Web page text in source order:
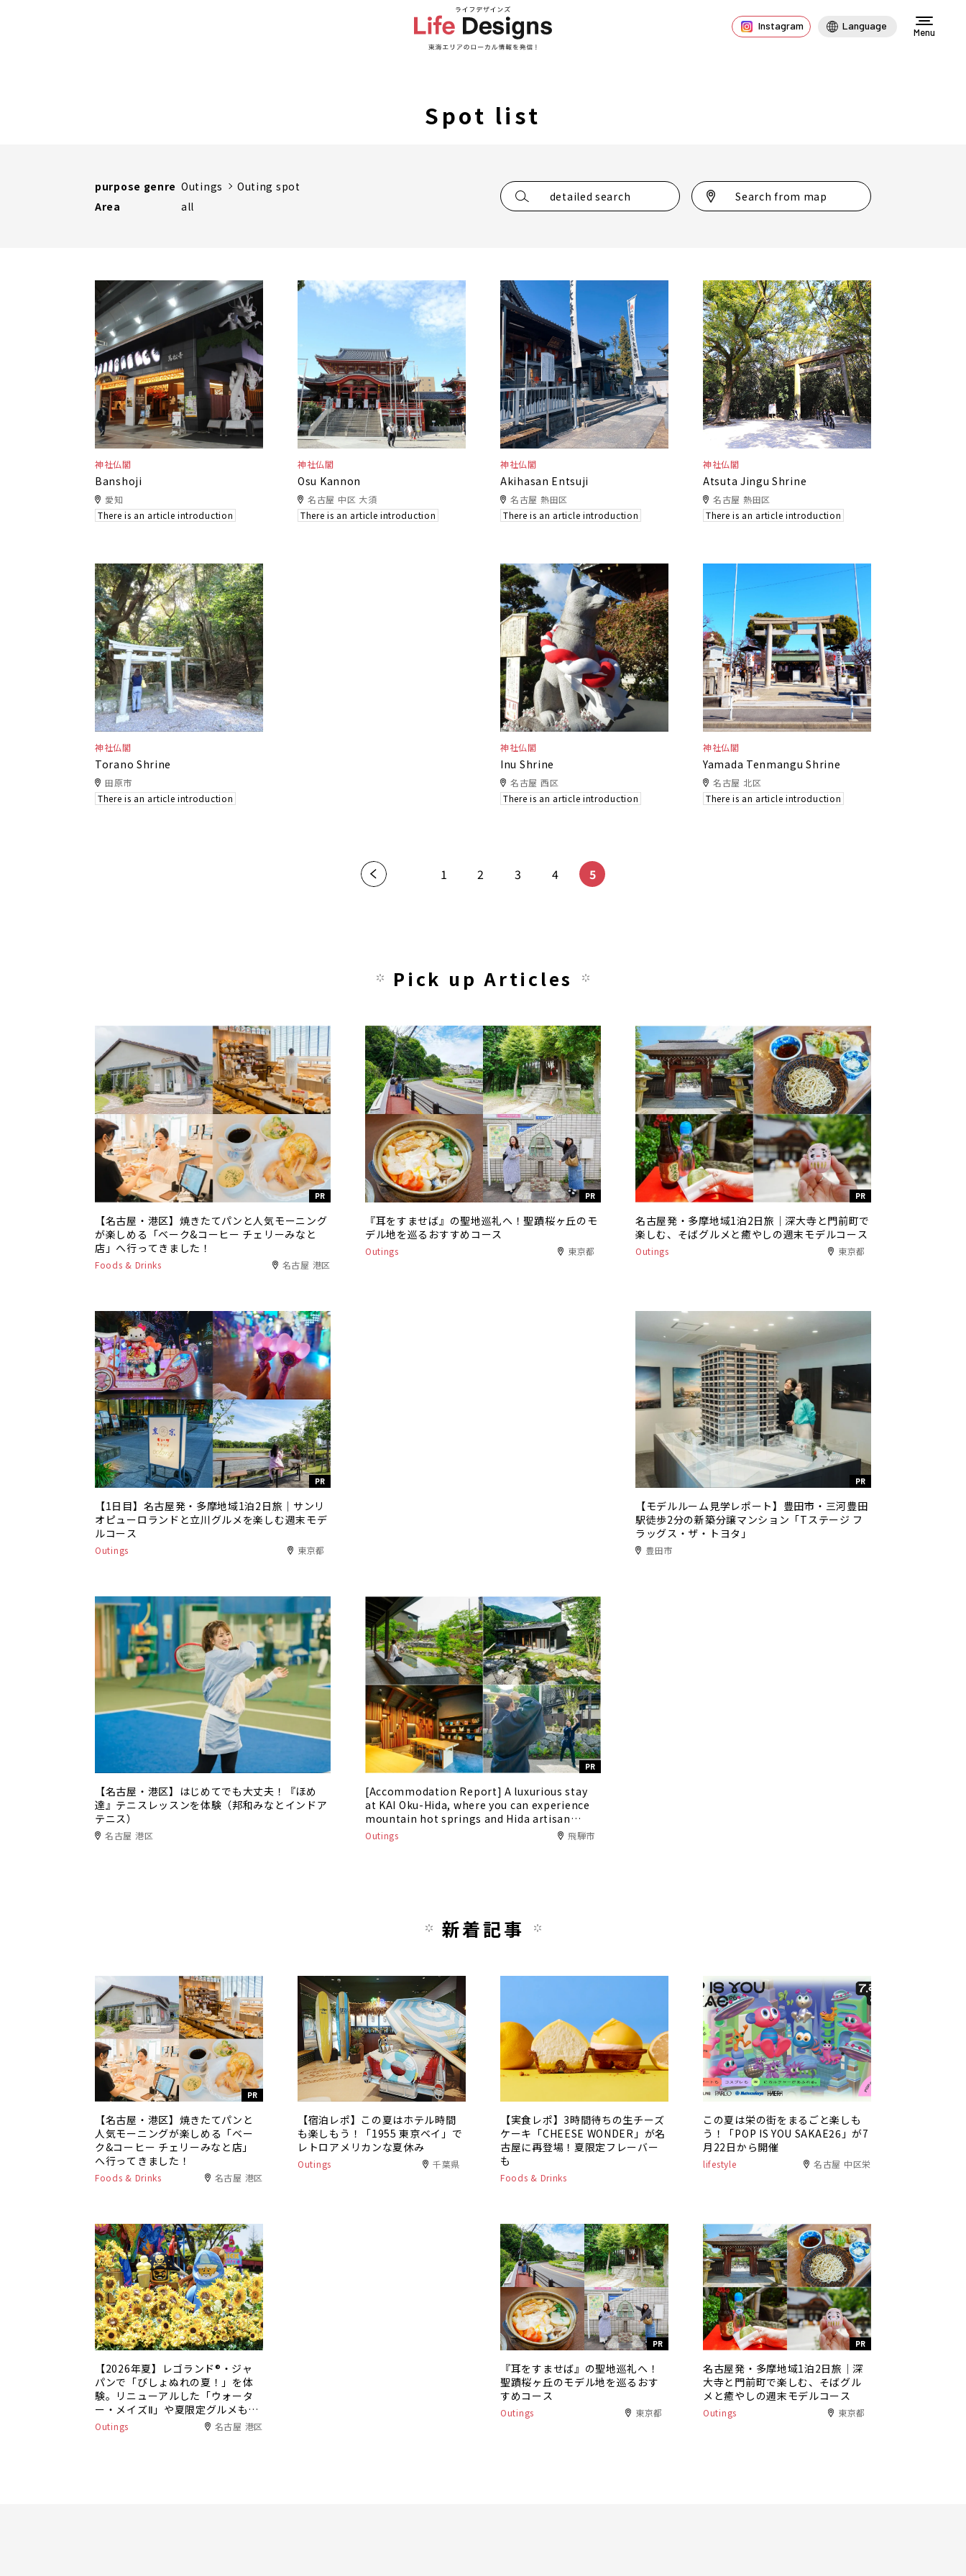
Instagram Language
Menu
Spot list
purpose genre Outings
Outing spot
Area
all
detailed search Search from map
神社仏閣
Banshoji
愛知
There is an article introduction
神社仏閣
Osu Kannon
名古屋 中区 大須
There is an article introduction
神社仏閣
Akihasan Entsuji
名古屋 熱田区
There is an article introduction
神社仏閣
Atsuta Jingu Shrine
名古屋 熱田区
There is an article introduction
神社仏閣
Torano Shrine
田原市
There is an article introduction
神社仏閣
Inu Shrine
名古屋 西区
There is an article introduction
神社仏閣
Yamada Tenmangu Shrine
名古屋 北区
There is an article introduction
« 1 2 3 4 5
Pick up Articles
PR
【名古屋・港区】焼きたてパンと人気モーニング
が楽しめる「ベーク&コーヒー チェリーみなと
店」へ行ってきました！
Foods & Drinks 名古屋 港区
PR
『耳をすませば』の聖地巡礼へ！聖蹟桜ヶ丘のモ
デル地を巡るおすすめコース
Outings 東京都
PR
名古屋発・多摩地域1泊2日旅｜深大寺と門前町で
楽しむ、そばグルメと癒やしの週末モデルコース
Outings 東京都
PR
【1日目】名古屋発・多摩地域1泊2日旅｜サンリ
オピューロランドと立川グルメを楽しむ週末モデ
ルコース
Outings 東京都
PR
【モデルルーム見学レポート】豊田市・三河豊田
駅徒歩2分の新築分譲マンション「Tステージ フ
ラッグス・ザ・トヨタ」
豊田市
【名古屋・港区】はじめてでも大丈夫！『ほめ
達』テニスレッスンを体験（邦和みなとインドア
テニス）
名古屋 港区
PR
[Accommodation Report] A luxurious stay
at KAI Oku-Hida, where you can experience
mountain hot springs and Hida artisan
culture
Outings 飛騨市
新着記事
PR
【名古屋・港区】焼きたてパンと
人気モーニングが楽しめる「ベー
ク&コーヒー チェリーみなと店」
へ行ってきました！
Foods & Drinks 名古屋 港区
【宿泊レポ】この夏はホテル時間
も楽しもう！「1955 東京ベイ」で
レトロアメリカンな夏休み
Outings 千葉県
【実食レポ】3時間待ちの生チーズ
ケーキ「CHEESE WONDER」が名
古屋に再登場！夏限定フレーバー
も
Foods & Drinks
この夏は栄の街をまるごと楽しも
う！「POP IS YOU SAKAE26」が7
月22日から開催
lifestyle 名古屋 中区栄
【2026年夏】レゴランド®・ジャ
パンで「びしょぬれの夏！」を体
験。リニューアルした「ウォータ
ー・メイズⅡ」や夏限定グルメも登
場
Outings 名古屋 港区
PR
『耳をすませば』の聖地巡礼へ！
聖蹟桜ヶ丘のモデル地を巡るおす
すめコース
Outings 東京都
PR
名古屋発・多摩地域1泊2日旅｜深
大寺と門前町で楽しむ、そばグル
メと癒やしの週末モデルコース
Outings 東京都